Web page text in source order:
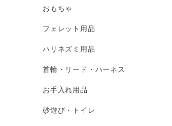
おもちゃ
フェレット用品
ハリネズミ用品
首輪・リード・ハーネス
お手入れ用品
砂遊び・トイレ